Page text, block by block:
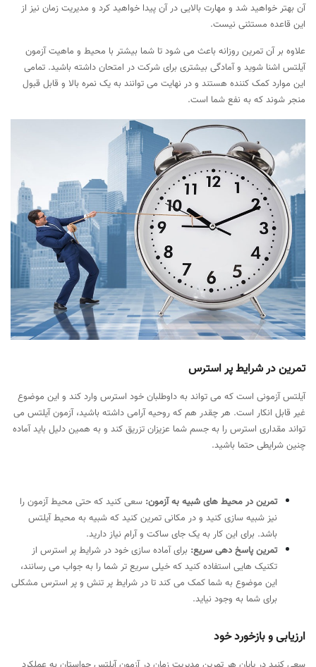
آن بهتر خواهید شد و مهارت بالایی در آن پیدا خواهید کرد و مدیریت زمان نیز از
این قاعده مستثنی نیست.
علاوه بر آن تمرین روزانه باعث می شود تا شما بیشتر با محیط و ماهیت آزمون
آیلتس اشنا شوید و آمادگی بیشتری برای شرکت در امتحان داشته باشید. تمامی
این موارد کمک کننده هستند و در نهایت می توانند به یک نمره بالا و قابل قبول
منجر شوند که به نفع شما است.
تمرین در شرایط پر استرس
آیلتس آزمونی است که می تواند به داوطلبان خود استرس وارد کند و این موضوع
غیر قابل انکار است. هر چقدر هم که روحیه آرامی داشته باشید، آزمون آیلتس می
تواند مقداری استرس را به جسم شما عزیزان تزریق کند و به همین دلیل باید آماده
چنین شرایطی حتما باشید.
تمرین در محیط‌ های شبیه به آزمون: سعی کنید که حتی محیط آزمون را
نیز شبیه سازی کنید و در مکانی تمرین کنید که شبیه به محیط آیلتس
باشد. برای این کار به یک جای ساکت و آرام نیاز دارید.
تمرین پاسخ دهی سریع: برای آماده سازی خود در شرایط پر استرس از
تکنیک هایی استفاده کنید که خیلی سریع تر شما را به جواب می رسانند،
این موضوع به شما کمک می کند تا در شرایط پر تنش و پر استرس مشکلی
برای شما به وجود نیاید.
ارزیابی و بازخورد خود